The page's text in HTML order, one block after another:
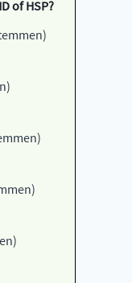
of HSP?